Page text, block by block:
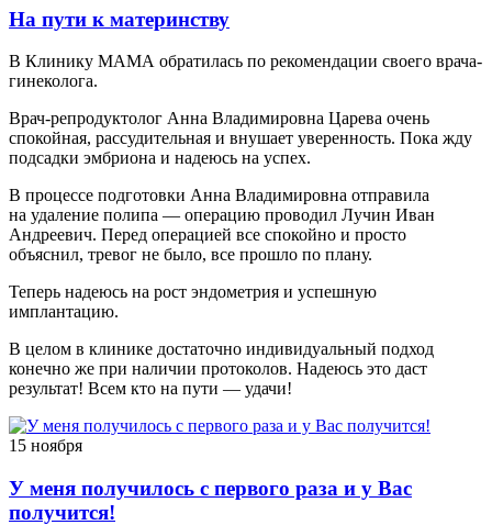
На пути к материнству
В Клинику МАМА обратилась по рекомендации своего врача-
гинеколога.
Врач-репродуктолог Анна Владимировна Царева очень
спокойная, рассудительная и внушает уверенность. Пока жду
подсадки эмбриона и надеюсь на успех.
В процессе подготовки Анна Владимировна отправила
на удаление полипа — операцию проводил Лучин Иван
Андреевич. Перед операцией все спокойно и просто
объяснил, тревог не было, все прошло по плану.
Теперь надеюсь на рост эндометрия и успешную
имплантацию.
В целом в клинике достаточно индивидуальный подход
конечно же при наличии протоколов. Надеюсь это даст
результат! Всем кто на пути — удачи!
15 ноября
У меня получилось с первого раза и у Вас
получится!